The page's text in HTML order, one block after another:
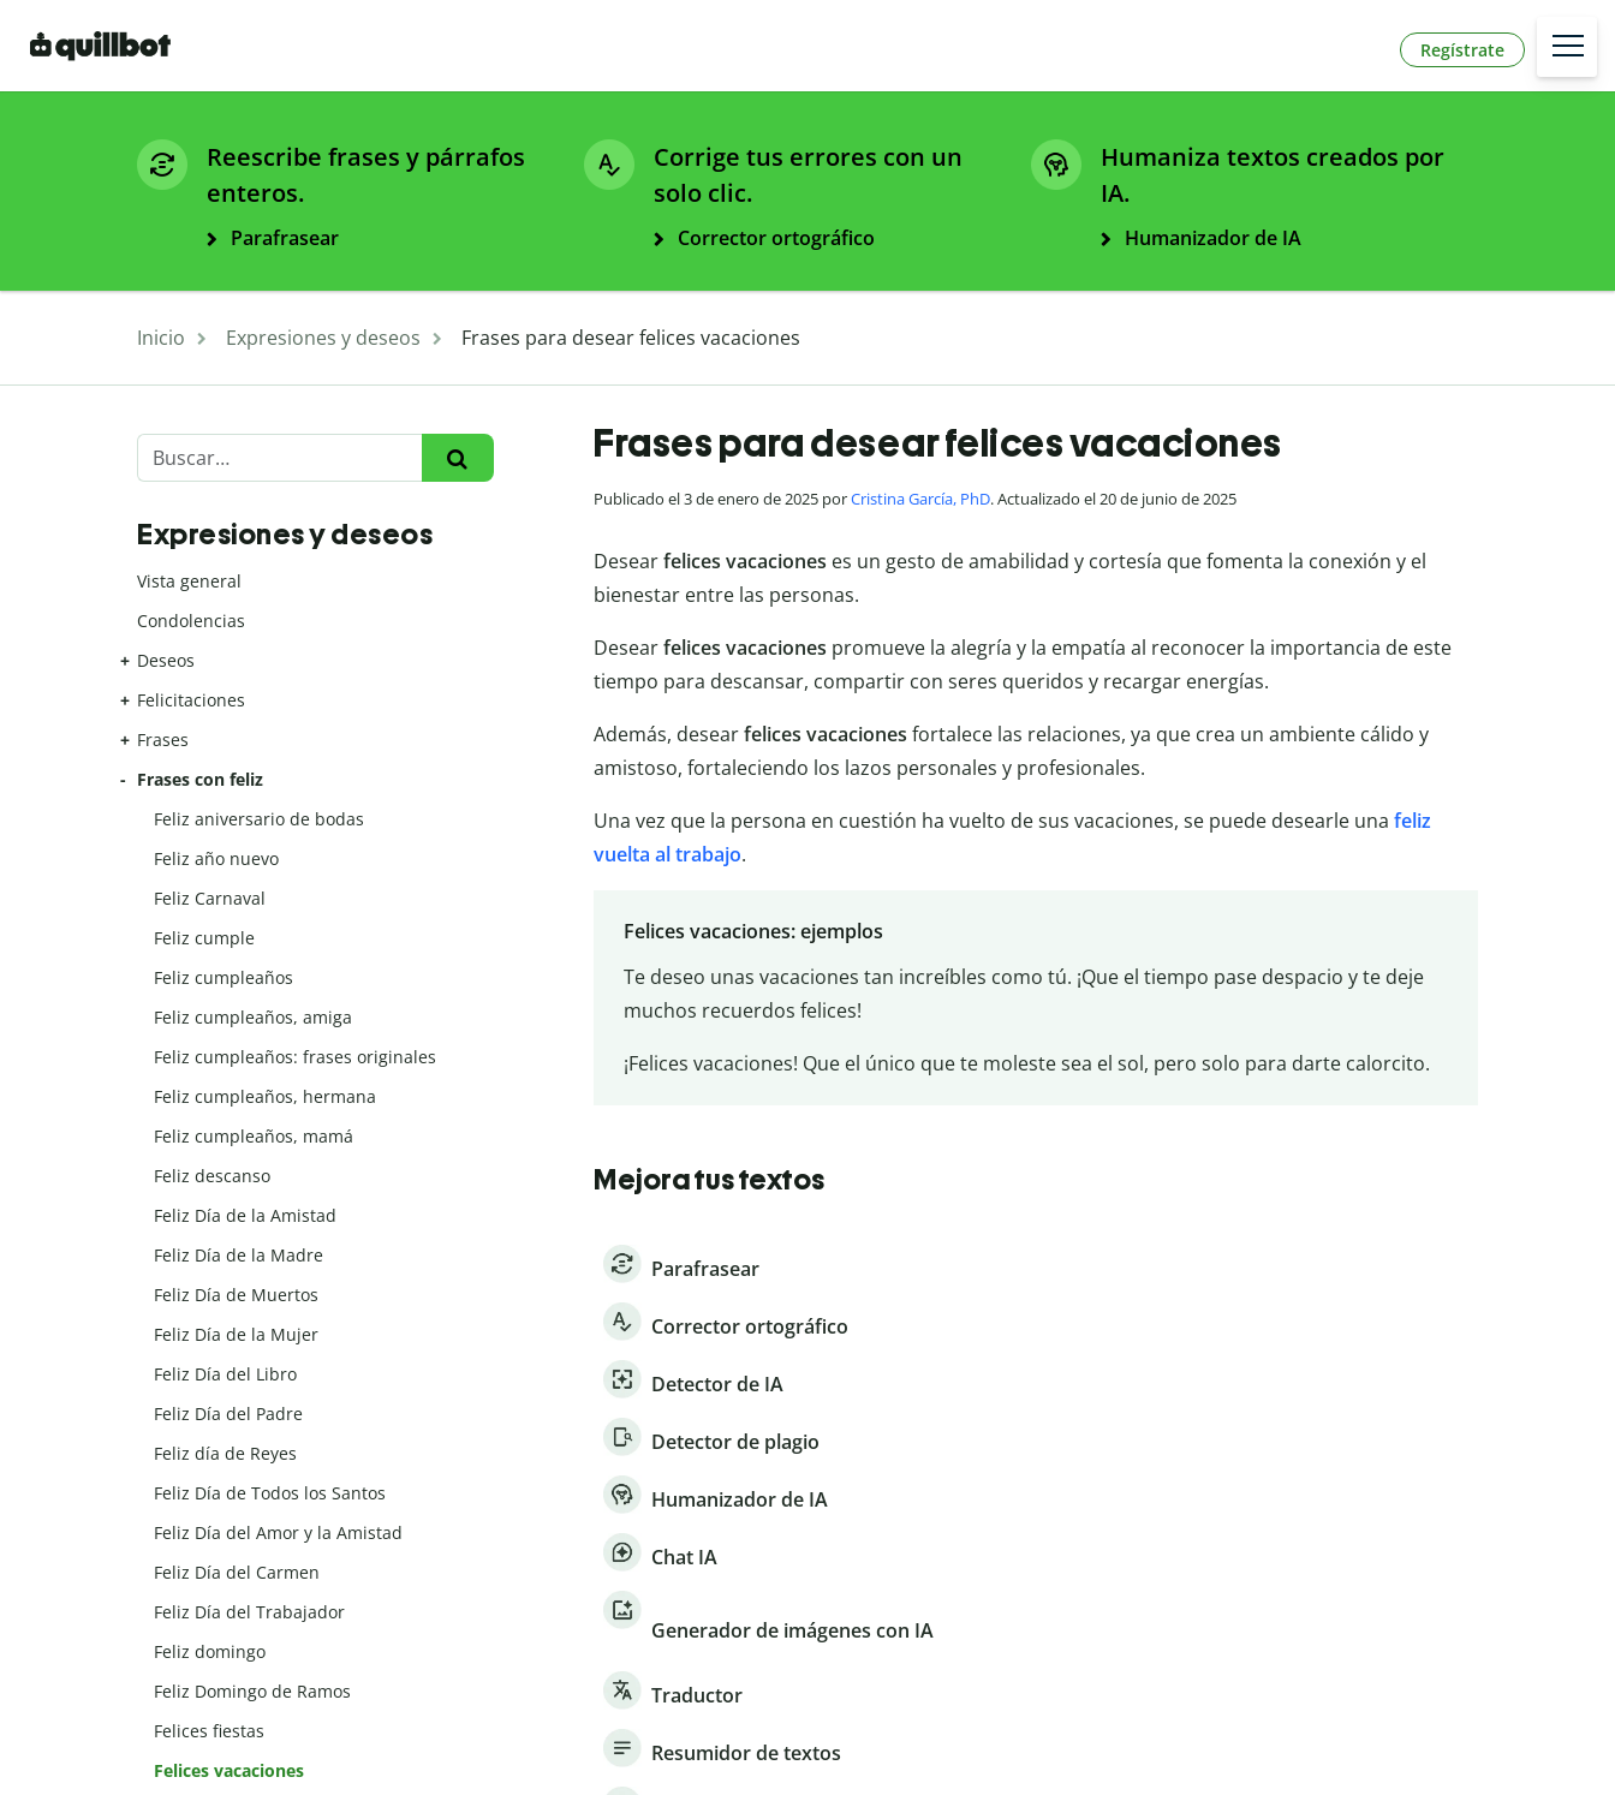
Regístrate
Reescribe frases y párrafos
enteros.
Parafrasear
Corrige tus errores con un
solo clic.
Corrector ortográfico
Humaniza textos creados por
IA.
Humanizador de IA
Inicio Expresiones y deseos Frases para desear felices vacaciones
Frases para desear felices vacaciones
Publicado el 3 de enero de 2025 porCristina García, PhD. Actualizado el 20 de junio de 2025
Desearfelices vacaciones es un gesto de amabilidad y cortesía que fomenta la conexión y el
bienestar entre las personas.
Desearfelices vacaciones promueve la alegría y la empatía al reconocer la importancia de este
tiempo para descansar, compartir con seres queridos y recargar energías.
Además, desearfelices vacaciones fortalece las relaciones, ya que crea un ambiente cálido y
amistoso, fortaleciendo los lazos personales y profesionales.
Una vez que la persona en cuestión ha vuelto de sus vacaciones, se puede desearle una feliz
vuelta al trabajo.
Felices vacaciones: ejemplos
Te deseo unas vacaciones tan increíbles como tú. ¡Que el tiempo pase despacio y te deje
muchos recuerdos felices!
¡Felices vacaciones! Que el único que te moleste sea el sol, pero solo para darte calorcito.
Mejora tus textos
Parafrasear
Corrector ortográfico
Detector de IA
Detector de plagio
Humanizador de IA
Chat IA
Generador de imágenes con IA
Traductor
Resumidor de textos
Expresiones y deseos
Vista general
Condolencias
Deseos
Felicitaciones
Frases
Frases con feliz
Feliz aniversario de bodas
Feliz año nuevo
Feliz Carnaval
Feliz cumple
Feliz cumpleaños
Feliz cumpleaños, amiga
Feliz cumpleaños: frases originales
Feliz cumpleaños, hermana
Feliz cumpleaños, mamá
Feliz descanso
Feliz Día de la Amistad
Feliz Día de la Madre
Feliz Día de Muertos
Feliz Día de la Mujer
Feliz Día del Libro
Feliz Día del Padre
Feliz día de Reyes
Feliz Día de Todos los Santos
Feliz Día del Amor y la Amistad
Feliz Día del Carmen
Feliz Día del Trabajador
Feliz domingo
Feliz Domingo de Ramos
Felices fiestas
Felices vacaciones